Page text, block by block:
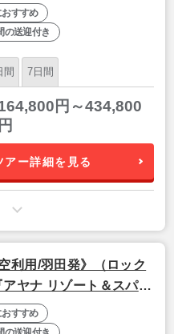
すすめ
の送迎付き
間 7日間
円～434,800
アー詳細を見る
利用/羽田発》（ロック
ヤナ リゾート＆スパ
すすめ